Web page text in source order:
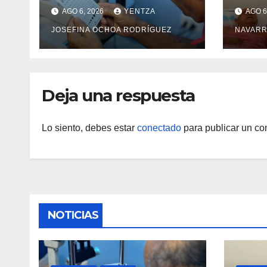
con cirugías gratuitas
de cataratas en Zulia
AGO 6, 2026 YENTZA
JOSEFINA OCHOA RODRÍGUEZ
con
AGO
Deja una respuesta
Lo siento, debes estar conectado para publicar un
NOTICIAS